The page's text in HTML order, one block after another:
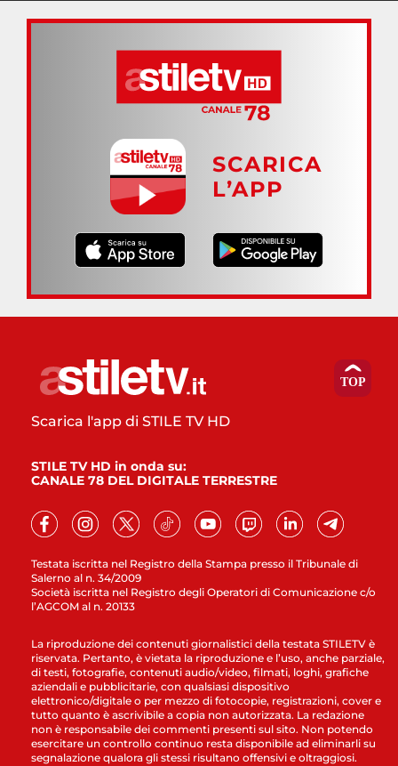
SCARICA
L’APP
Testata iscritta nel Registro della Stampa presso il Tribunale di
Salerno al n. 34/2009
Società iscritta nel Registro degli Operatori di Comunicazione c/o
l’AGCOM al n. 20133
Scarica l'app di STILE TV HD
STILE TV HD in onda su:
CANALE 78 DEL DIGITALE TERRESTRE
La riproduzione dei contenuti giornalistici della testata STILETV è
riservata. Pertanto, è vietata la riproduzione e l’uso, anche parziale,
di testi, fotografie, contenuti audio/video, filmati, loghi, grafiche
aziendali e pubblicitarie, con qualsiasi dispositivo
elettronico/digitale o per mezzo di fotocopie, registrazioni, cover e
tutto quanto è ascrivibile a copia non autorizzata. La redazione
non è responsabile dei commenti presenti sul sito. Non potendo
esercitare un controllo continuo resta disponibile ad eliminarli su
segnalazione qualora gli stessi risultano offensivi e oltraggiosi.